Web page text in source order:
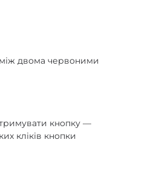
між двома червоними
кнопку —
кліків кнопки